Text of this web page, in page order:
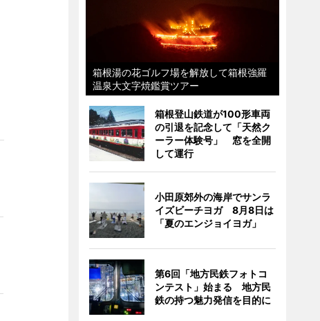
箱根湯の花ゴルフ場を解放して箱根強羅
温泉大文字焼鑑賞ツアー
箱根登山鉄道が100形車両
の引退を記念して「天然ク
ーラー体験号」 窓を全開
して運行
小田原郊外の海岸でサンラ
イズビーチヨガ 8月8日は
「夏のエンジョイヨガ」
第6回「地方民鉄フォトコ
ンテスト」始まる 地方民
鉄の持つ魅力発信を目的に